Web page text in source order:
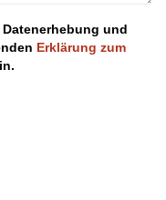
und
Erklärung zum